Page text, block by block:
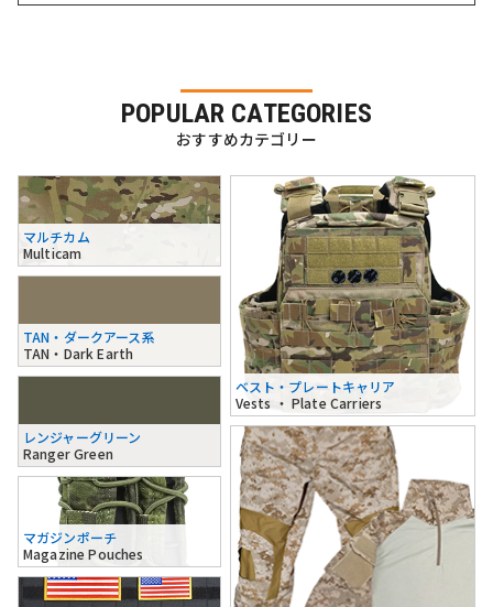
POPULAR CATEGORIES
おすすめカテゴリー
マルチカム
Multicam
TAN・ダークアース系
TAN・Dark Earth
レンジャーグリーン
Ranger Green
ベスト・プレートキャリア
Vests ・ Plate Carriers
マガジンポーチ
Magazine Pouches